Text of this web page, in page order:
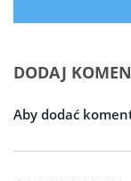
DODAJ
Aby dodać